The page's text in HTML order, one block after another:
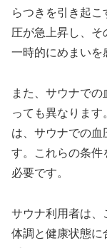
らつきを引き起
圧が急上昇し、そ
一時的にめまいを
また、サウナで
っても異なります
は、サウナでの
す。これらの条件
必要です。
サウナ利用者は、
体調と健康状態に